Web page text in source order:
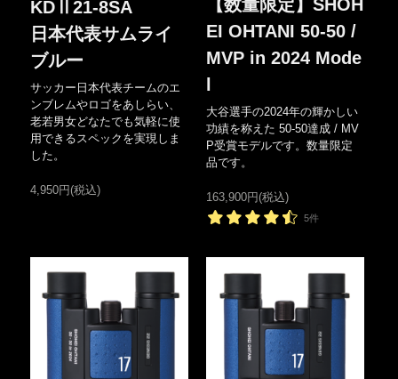
KDⅡ21-8SA
日本代表サムライ
ブルー
サッカー日本代表チームのエ
ンブレムやロゴをあしらい、
老若男女どなたでも気軽に使
用できるスペックを実現しま
した。
4,950円(税込)
【数量限定】SHOH
EI OHTANI 50-50 /
MVP in 2024 Mode
l
大谷選手の2024年の輝かしい
功績を称えた 50-50達成 / MV
P受賞モデルです。数量限定
品です。
163,900円(税込)
5件